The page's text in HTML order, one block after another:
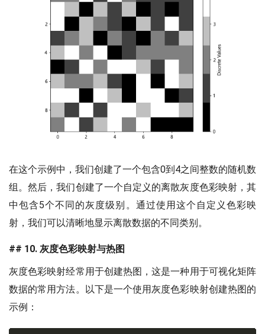
在这个示例中，我们创建了一个包含0到4之间整数的随机数
组。然后，我们创建了一个自定义的离散灰度色彩映射，其
中包含5个不同的灰度级别。通过使用这个自定义色彩映
射，我们可以清晰地显示离散数据的不同类别。
## 10. 灰度色彩映射与热图
灰度色彩映射经常用于创建热图，这是一种用于可视化矩阵
数据的常用方法。以下是一个使用灰度色彩映射创建热图的
示例：